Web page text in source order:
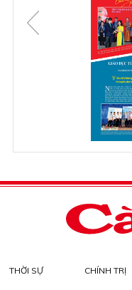
THỜI SỰ CHÍNH TRỊ